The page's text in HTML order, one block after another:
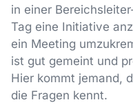
in einer
Tag eine Initiative
ein Meeting
ist gut gemeint und
Hier kommt jemand,
die Fragen kennt.